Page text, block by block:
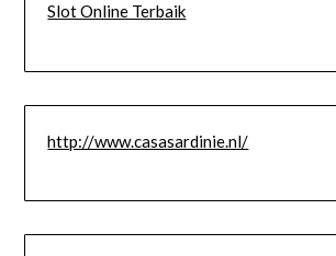
Slot Online Terbaik
http://www.casasardinie.nl/